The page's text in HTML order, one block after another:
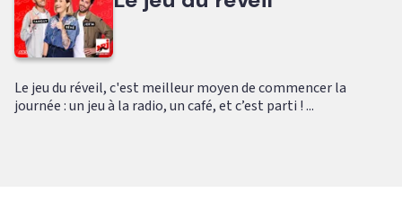
Le jeu du réveil, c'est meilleur moyen de commencer la
journée : un jeu à la radio, un café, et c’est parti ! ...